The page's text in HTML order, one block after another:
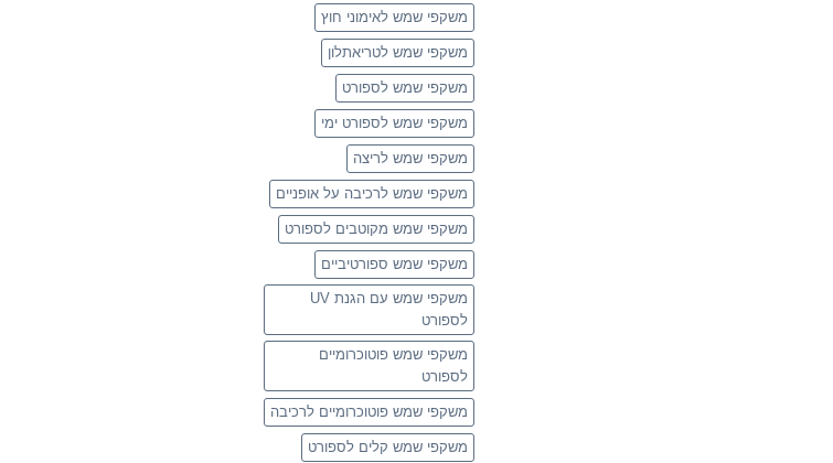
משקפי שמש לאימוני חוץ
משקפי שמש לטריאתלון
משקפי שמש לספורט
משקפי שמש לספורט ימי
משקפי שמש לריצה
משקפי שמש לרכיבה על אופניים
משקפי שמש מקוטבים לספורט
משקפי שמש ספורטיביים
משקפי שמש עם הגנת UV
לספורט
משקפי שמש פוטוכרומיים
לספורט
משקפי שמש פוטוכרומיים לרכיבה
משקפי שמש קלים לספורט